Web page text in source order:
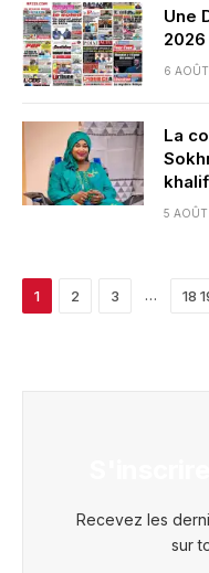
Une
6
La
5
1 2 3 … 18
Recevez les
sur